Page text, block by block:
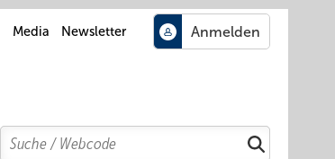
Media Newsletter
Search
Suchen